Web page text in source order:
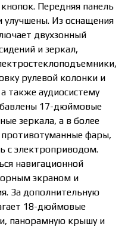
Передняя панель
улучшены. Из оснащения
двухзонный
и зеркал,
рулевой колонки и
также аудиосистему
17-дюймовые
зеркала, а в более
фары,
с электроприводом.
навигационной
экраном и
За дополнительную
18-дюймовые
панорамную крышу и